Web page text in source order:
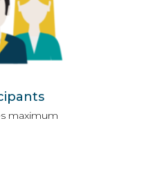
maximum